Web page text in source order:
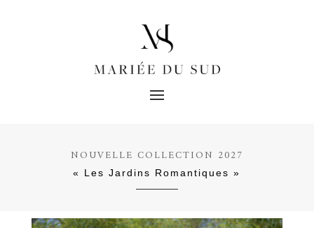
NOUVELLE COLLECTION 2027
« Les Jardins Romantiques »